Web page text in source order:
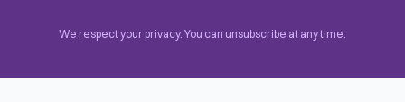
Taal
Nederlands
We respect your privacy. You can unsubscribe at any time.